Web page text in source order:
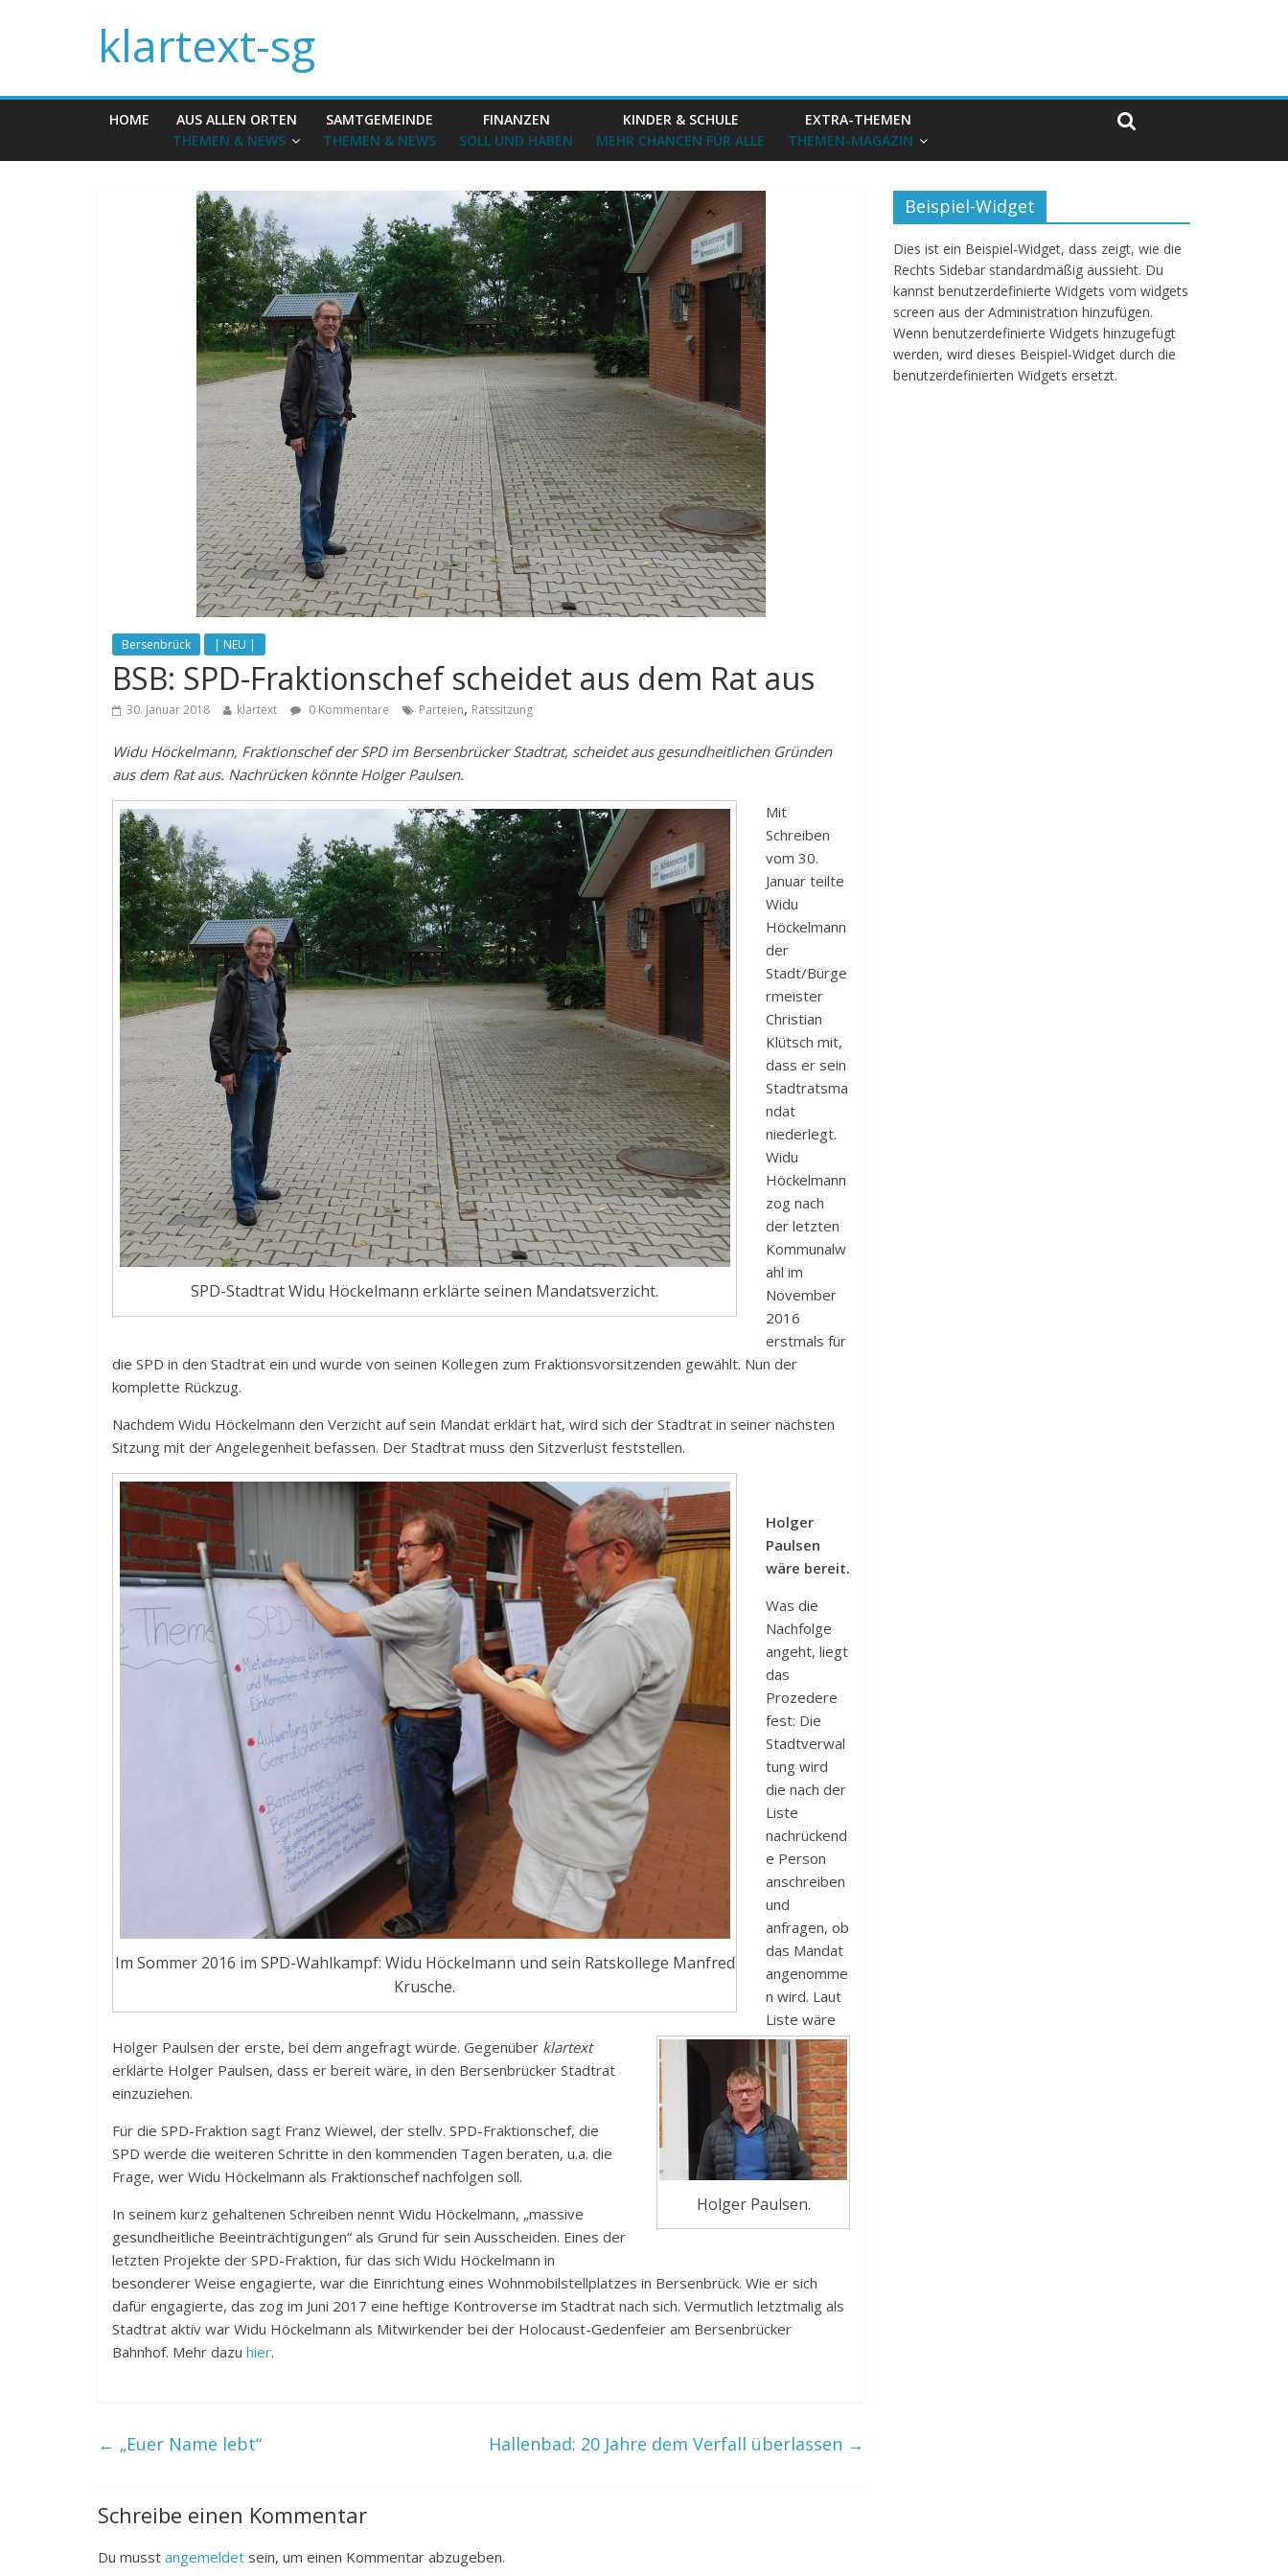
klartext-sg
HOME
AUS ALLEN ORTEN
THEMEN & NEWS
SAMTGEMEINDE
THEMEN & NEWS
FINANZEN
SOLL UND HABEN
KINDER & SCHULE
MEHR CHANCEN FÜR ALLE
EXTRA-THEMEN
THEMEN-MAGAZIN
Bersenbrück | NEU |
BSB: SPD-Fraktionschef scheidet aus dem Rat aus
30. Januar 2018 klartext 0 Kommentare Parteien, Ratssitzung
Widu Höckelmann, Fraktionschef der SPD im Bersenbrücker Stadtrat, scheidet aus gesundheitlichen Gründen
aus dem Rat aus. Nachrücken könnte Holger Paulsen.
SPD-Stadtrat Widu Höckelmann erklärte seinen Mandatsverzicht.
Mit
Schreiben
vom 30.
Januar teilte
Widu
Höckelmann
der
Stadt/Bürge
rmeister
Christian
Klütsch mit,
dass er sein
Stadtratsma
ndat
niederlegt.
Widu
Höckelmann
zog nach
der letzten
Kommunalw
ahl im
November
2016
erstmals für
die SPD in den Stadtrat ein und wurde von seinen Kollegen zum Fraktionsvorsitzenden gewählt. Nun der
komplette Rückzug.
Nachdem Widu Höckelmann den Verzicht auf sein Mandat erklärt hat, wird sich der Stadtrat in seiner nächsten
Sitzung mit der Angelegenheit befassen. Der Stadtrat muss den Sitzverlust feststellen.
Im Sommer 2016 im SPD-Wahlkampf: Widu Höckelmann und sein Ratskollege Manfred
Krusche.
Holger
Paulsen
wäre bereit.
Holger Paulsen.
Was die
Nachfolge
angeht, liegt
das
Prozedere
fest: Die
Stadtverwal
tung wird
die nach der
Liste
nachrückend
e Person
anschreiben
und
anfragen, ob
das Mandat
angenomme
n wird. Laut
Liste wäre
Holger Paulsen der erste, bei dem angefragt würde. Gegenüber klartext
erklärte Holger Paulsen, dass er bereit wäre, in den Bersenbrücker Stadtrat
einzuziehen.
Für die SPD-Fraktion sagt Franz Wiewel, der stellv. SPD-Fraktionschef, die
SPD werde die weiteren Schritte in den kommenden Tagen beraten, u.a. die
Frage, wer Widu Höckelmann als Fraktionschef nachfolgen soll.
In seinem kurz gehaltenen Schreiben nennt Widu Höckelmann, „massive
gesundheitliche Beeinträchtigungen“ als Grund für sein Ausscheiden. Eines der
letzten Projekte der SPD-Fraktion, für das sich Widu Höckelmann in
besonderer Weise engagierte, war die Einrichtung eines Wohnmobilstellplatzes in Bersenbrück. Wie er sich
dafür engagierte, das zog im Juni 2017 eine heftige Kontroverse im Stadtrat nach sich. Vermutlich letztmalig als
Stadtrat aktiv war Widu Höckelmann als Mitwirkender bei der Holocaust-Gedenfeier am Bersenbrücker
Bahnhof. Mehr dazu hier.
← „Euer Name lebt“ Hallenbad: 20 Jahre dem Verfall überlassen →
Schreibe einen Kommentar
Du musst angemeldet sein, um einen Kommentar abzugeben.
Beispiel-Widget
Dies ist ein Beispiel-Widget, dass zeigt, wie die
Rechts Sidebar standardmäßig aussieht. Du
kannst benutzerdefinierte Widgets vom widgets
screen aus der Administration hinzufügen.
Wenn benutzerdefinierte Widgets hinzugefügt
werden, wird dieses Beispiel-Widget durch die
benutzerdefinierten Widgets ersetzt.